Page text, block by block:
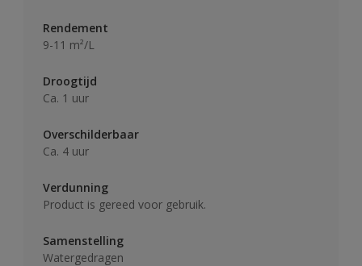
Rendement
9-11 m²/L
Droogtijd
Ca. 1 uur
Overschilderbaar
Ca. 4 uur
Verdunning
Product is gereed voor gebruik.
Samenstelling
Watergedragen